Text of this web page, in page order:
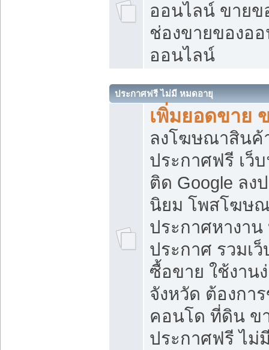
ออนไลน์ ขายข
ช่องขายของอ
ออนไลน์
ประกาศฟรี ไม่มี หมดอายุ
เพิ่มยอดขาย
ลงโฆษณาสิน
ประกาศฟรี เว็
ติด Google ลง
นิยม โพสโฆษ
ประกาศหางาน
ประกาศ รวมเ
ซื้อขาย ใช้งาน
จังหวัด ต้องกา
คอนโด ที่ดิน ข
ประกาศฟรี ไม่